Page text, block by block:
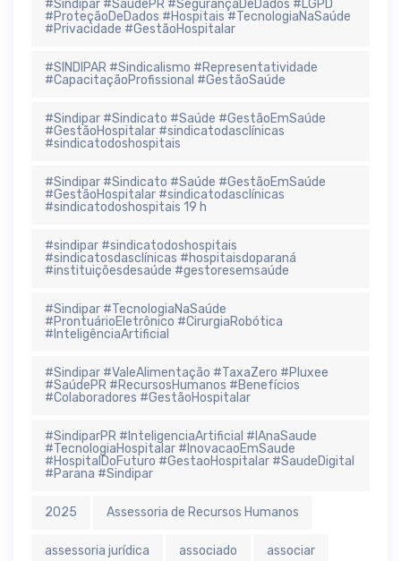
#Sindipar #SaúdePR #SegurançaDeDados #LGPD
#ProteçãoDeDados #Hospitais #TecnologiaNaSaúde
#Privacidade #GestãoHospitalar
#SINDIPAR #Sindicalismo #Representatividade
#CapacitaçãoProfissional #GestãoSaúde
#Sindipar #Sindicato #Saúde #GestãoEmSaúde
#GestãoHospitalar #sindicatodasclínicas
#sindicatodoshospitais
#Sindipar #Sindicato #Saúde #GestãoEmSaúde
#GestãoHospitalar #sindicatodasclínicas
#sindicatodoshospitais 19 h
#sindipar #sindicatodoshospitais
#sindicatosdasclínicas #hospitaisdoparaná
#instituiçõesdesaúde #gestoresemsaúde
#Sindipar #TecnologiaNaSaúde
#ProntuárioEletrônico #CirurgiaRobótica
#InteligênciaArtificial
#Sindipar #ValeAlimentação #TaxaZero #Pluxee
#SaúdePR #RecursosHumanos #Benefícios
#Colaboradores #GestãoHospitalar
#SindiparPR #InteligenciaArtificial #IAnaSaude
#TecnologiaHospitalar #InovacaoEmSaude
#HospitalDoFuturo #GestaoHospitalar #SaudeDigital
#Parana #Sindipar
2025 Assessoria de Recursos Humanos
assessoria jurídica associado associar